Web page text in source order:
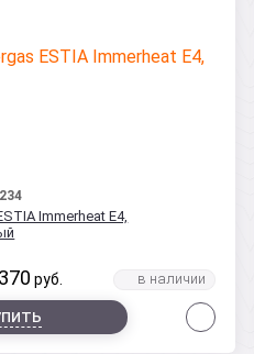
Immerheat E4,
руб.